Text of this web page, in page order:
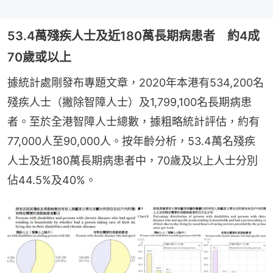
53.4萬殘疾人士及近180萬長期病患者 約4成
70歲或以上
據統計處剛發布專題文章，2020年本港有534,200名
殘疾人士（撇除智障人士）及1,799,100名長期病患
者。至於全港智障人士總數，據粗略統計評估，約有
77,000人至90,000人。按年齡分析，53.4萬名殘疾
人士及近180萬長期病患者中，70歲及以上人士分別
佔44.5%及40%。